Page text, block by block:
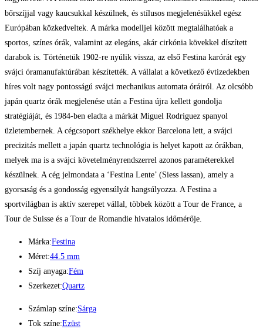
bőrszíjjal vagy kaucsukkal készülnek, és stílusos megjelenésükkel egész
Európában közkedveltek. A márka modelljei között megtalálhatóak a
sportos, színes órák, valamint az elegáns, akár cirkónia kövekkel díszített
darabok is. Történetük 1902-re nyúlik vissza, az első Festina karórát egy
svájci óramanufaktúrában készítették. A vállalat a következő évtizedekben
híres volt nagy pontosságú svájci mechanikus automata óráiról. Az olcsóbb
japán quartz órák megjelenése után a Festina újra kellett gondolja
stratégiáját, és 1984-ben eladta a márkát Miguel Rodriguez spanyol
üzletembernek. A cégcsoport székhelye ekkor Barcelona lett, a svájci
precizitás mellett a japán quartz technológia is helyet kapott az órákban,
melyek ma is a svájci követelményrendszerrel azonos paraméterekkel
készülnek. A cég jelmondata a ‘Festina Lente’ (Siess lassan), amely a
gyorsaság és a gondosság egyensúlyát hangsúlyozza. A Festina a
sportvilágban is aktív szerepet vállal, többek között a Tour de France, a
Tour de Suisse és a Tour de Romandie hivatalos időmérője.
Márka:Festina
Méret:44.5 mm
Szíj anyaga:Fém
Szerkezet:Quartz
Számlap színe:Sárga
Tok színe:Ezüst